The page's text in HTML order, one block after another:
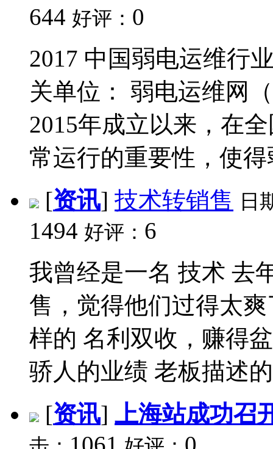
644 好评： 0
2017 中国弱电运维行
关单位： 弱电运维网
2015年成立以来，在
常运行的重要性，使
[资讯] 技术转销售 日
1494 好评： 6
我曾经是一名 技术 去
售，觉得他们过得太爽
样的 名利双收，赚得
骄人的业绩 老板描述
[资讯] 上海站成功召